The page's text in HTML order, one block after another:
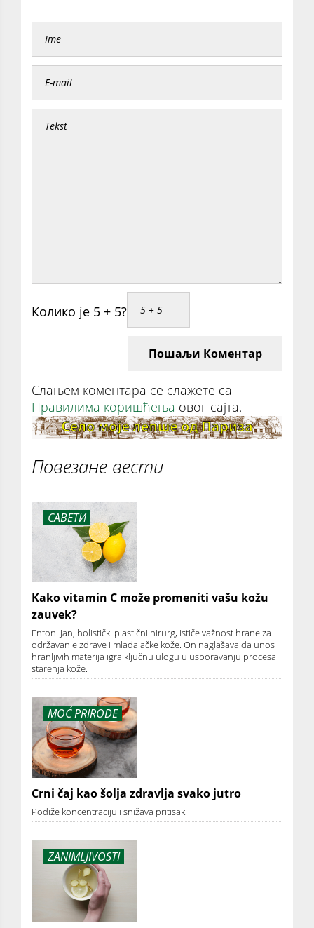
Колико је 5 + 5?
Пошаљи Коментар
Слањем коментара се слажете са
Правилима коришћења овог сајта.
Повезане вести
САВЕТИ
Kako vitamin C može promeniti vašu kožu
zauvek?
Entoni Jan, holistički plastični hirurg, ističe važnost hrane za
održavanje zdrave i mladalačke kože. On naglašava da unos
hranljivih materija igra ključnu ulogu u usporavanju procesa
starenja kože.
MOĆ PRIRODE
Crni čaj kao šolja zdravlja svako jutro
Podiže koncentraciju i snižava pritisak
ZANIMLJIVOSTI